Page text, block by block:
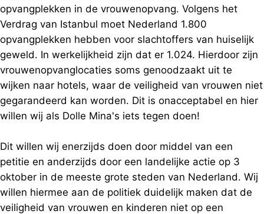
opvangplekken in de vrouwenopvang. Volgens het
Verdrag van Istanbul moet Nederland 1.800
opvangplekken hebben voor slachtoffers van huiselijk
geweld. In werkelijkheid zijn dat er 1.024. Hierdoor zijn
vrouwenopvanglocaties soms genoodzaakt uit te
wijken naar hotels, waar de veiligheid van vrouwen niet
gegarandeerd kan worden. Dit is onacceptabel en hier
willen wij als Dolle Mina's iets tegen doen!
Dit willen wij enerzijds doen door middel van een
petitie en anderzijds door een landelijke actie op 3
oktober in de meeste grote steden van Nederland. Wij
willen hiermee aan de politiek duidelijk maken dat de
veiligheid van vrouwen en kinderen niet op een